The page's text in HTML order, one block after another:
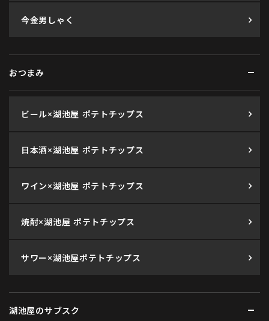
今金男しゃく
おつまみ
ビール×湖池屋 ポテトチップス
日本酒×湖池屋 ポテトチップス
ワイン×湖池屋 ポテトチップス
焼酎×湖池屋 ポテトチップス
サワー×湖池屋ポテトチップス
湖池屋のサブスク